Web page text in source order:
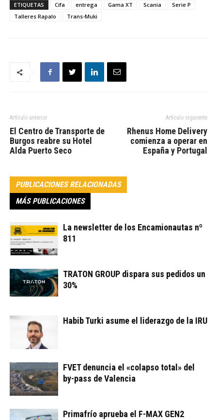
ETIQUETAS Cifa entrega Gama XT Scania
Serie P
Talleres Rapalo
Trans-Muki
Artículo anterior
El Centro de Transporte de
Burgos reabre su Hotel
Alda Puerto Seco
Artículo siguiente
Rhenus Home Delivery
comienza a operar en
España y Portugal
PUBLICACIONES RELACIONADAS
MÁS PUBLICACIONES
La newsletter de los Encamionautas nº
811
TRATON GROUP dispara sus pedidos un
30%
Habib Turki asume el liderazgo de la IRU
FVET denuncia el «colapso total» del
by-pass de Valencia
Primafrío aprueba el F-MAX GEN2